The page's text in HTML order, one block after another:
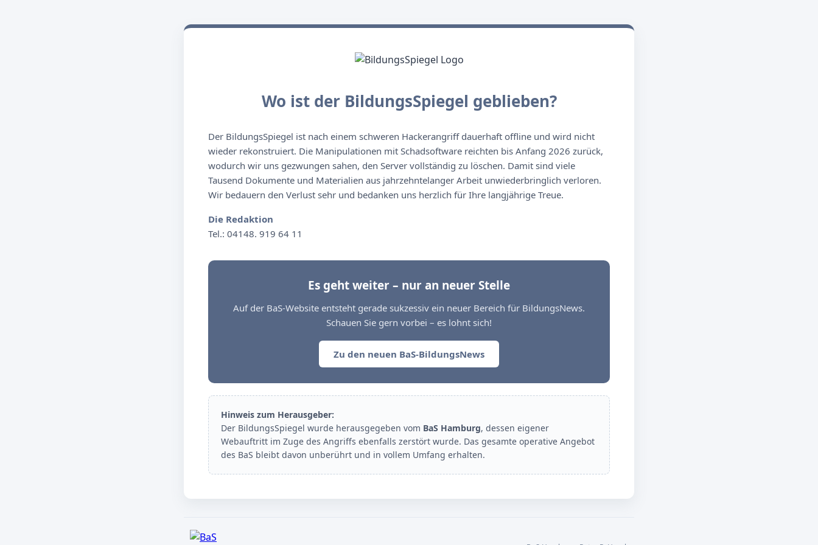
Wo ist der BildungsSpiegel geblieben?
Der BildungsSpiegel ist nach einem schweren Hackerangriff dauerhaft offline und wird nicht
wieder rekonstruiert. Die Manipulationen mit Schadsoftware reichten bis Anfang 2026 zurück,
wodurch wir uns gezwungen sahen, den Server vollständig zu löschen. Damit sind viele
Tausend Dokumente und Materialien aus jahrzehntelanger Arbeit unwiederbringlich verloren.
Wir bedauern den Verlust sehr und bedanken uns herzlich für Ihre langjährige Treue.
Die Redaktion
Tel.: 04148. 919 64 11
Es geht weiter – nur an neuer Stelle
Auf der BaS-Website entsteht gerade sukzessiv ein neuer Bereich für BildungsNews.
Schauen Sie gern vorbei – es lohnt sich!
Zu den neuen BaS-BildungsNews
Hinweis zum Herausgeber:
Der BildungsSpiegel wurde herausgegeben vom BaS Hamburg, dessen eigener
Webauftritt im Zuge des Angriffs ebenfalls zerstört wurde. Das gesamte operative Angebot
des BaS bleibt davon unberührt und in vollem Umfang erhalten.